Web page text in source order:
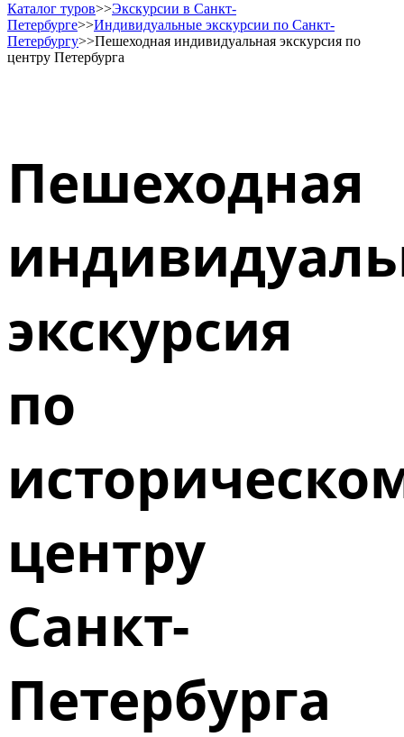
Каталог туров>>Экскурсии в Санкт-
Петербурге>>Индивидуальные экскурсии по Санкт-
Петербургу>>Пешеходная индивидуальная экскурсия по
центру Петербурга
Пешеходная
экскурсия
по
центру
Санкт-
Петербурга